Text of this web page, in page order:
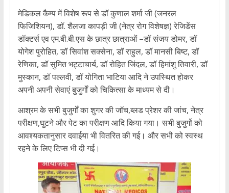
मेडिकल कैम्प में विशेष रूप से डॉ कुणाल शर्मा जी (जनरल
फिजिशियन), डॉ. शैलजा कापड़ी जी (नेत्र रोग विशेषज्ञ) रेजिडेंस
डॉक्टर्स एव एम.बी.बी.एस के छात्र छात्राओं –डॉ संजय डोमर, डॉ
योगेश पुरोहित, डॉ सिवांश सक्सेना, डॉ राहुल, डॉ मानसी बिष्ट, डॉ
रेणिका, डॉ सुमित भट्टाचार्य, डॉ रोहित जिंदल, डॉ हिमांशु तिवारी, डॉ
मुस्कान, डॉ पल्लवी, डॉ योगिता भाटिया आदि ने उपस्थित होकर
अपनी अपनी सेवाएं बुजुर्गों को चिकित्सा के माध्यम से दी।
आश्रम के सभी बुजुर्गों का शुगर की जॉच,ब्लड प्रेशर की जांच, नेत्र
परीक्षण,घुटने और पेट का परीक्षण आदि किया गया। सभी बुजुर्गो को
आवश्यकतानुसार दवाईया भी वितरित की गई। और सभी को स्वस्थ
रहने के लिए टिप्स भी दी गई।